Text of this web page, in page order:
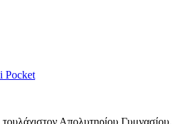
Pocket
τουλάχιστον Απολυτηρίου Γυμνασίου.